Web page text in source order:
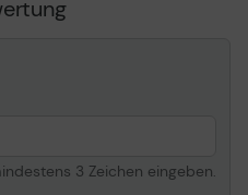
Z2100, Z2100 GP, Z3100, Z3100
3 Zeichen eingeben.